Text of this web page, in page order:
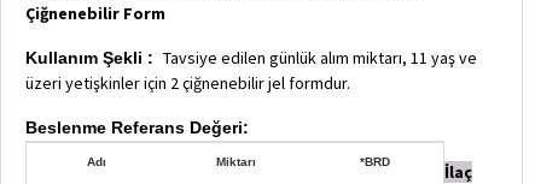
Çiğnenebilir Form
Kullanım Şekli : Tavsiye edilen günlük alım miktarı, 11 yaş ve
üzeri yetişkinler için 2 çiğnenebilir jel formdur.
Beslenme Referans Değeri:
Adı Miktarı *BRD
İlaç